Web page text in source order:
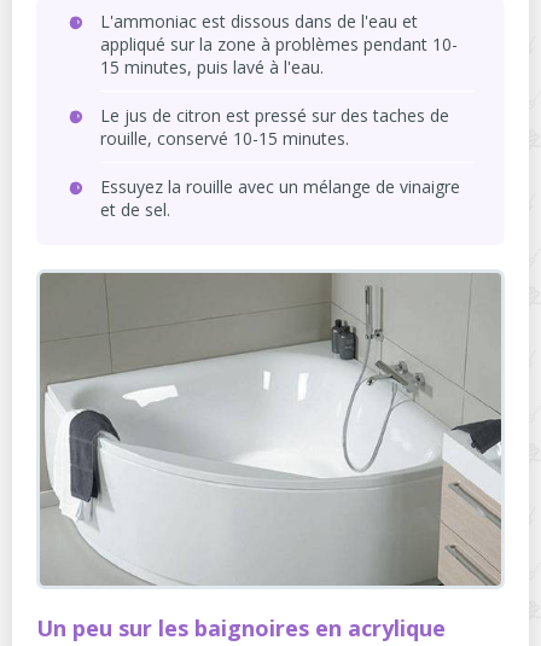
L'ammoniac est dissous dans de l'eau et
appliqué sur la zone à problèmes pendant 10-
15 minutes, puis lavé à l'eau.
Le jus de citron est pressé sur des taches de
rouille, conservé 10-15 minutes.
Essuyez la rouille avec un mélange de vinaigre
et de sel.
Un peu sur les baignoires en acrylique